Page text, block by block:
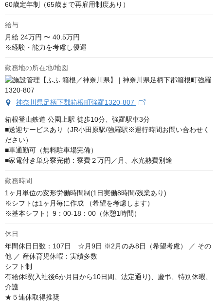
60歳定年制（65歳まで再雇用制度あり）
給与
月給 24万円 〜 40.5万円
※経験・能力を考慮し優遇
勤務地の所在地/地図
神奈川県足柄下郡箱根町強羅1320-807
箱根登山鉄道 公園上駅 徒歩10分、強羅駅車3分
■送迎サービスあり（JR小田原駅/強羅駅※運行時間お問い合わせく
ださい）
■車通勤可（無料駐車場完備）
■家電付き単身寮完備：寮費２万円／月、水光熱費別途
勤務時間
1ヶ月単位の変形労働時間制(1日実働8時間/残業あり)
※シフトは1ヶ月毎に作成 （希望を考慮します）
※基本シフト）9：00-18：00（休憩1時間）
休日
年間休日日数：107日　☆月9日 ※2月のみ8日（希望考慮） ／ その
他 ／ 産休育児休暇：実績多数
シフト制
有給休暇(入社後6か月目から10日間、法定通り)、慶弔、特別休暇、
介護
★５連休取得推奨